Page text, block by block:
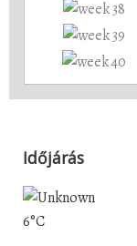
Időjárás
6°C